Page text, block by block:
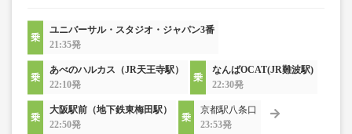
ユニバーサル・スタジオ・ジャパン3番
21:35発
あべのハルカス（JR天王寺駅）
22:10発
なんばOCAT(JR難波駅)
22:30発
大阪駅前（地下鉄東梅田駅）
22:50発
京都駅八条口
23:53発